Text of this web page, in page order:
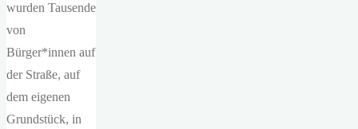
wurden Tausende
von
Bürger*innen auf
der Straße, auf
dem eigenen
Grundstück, in